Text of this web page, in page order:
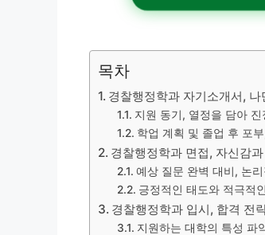
목차
경찰행정학과 자기소개서,
지원 동기, 열정을 담아
학업 계획 및 졸업 후 포
경찰행정학과 면접, 자신감
예상 질문 완벽 대비, 논
긍정적인 태도와 적극적
경찰행정학과 입시, 합격 전
지원하는 대학의 특성 파